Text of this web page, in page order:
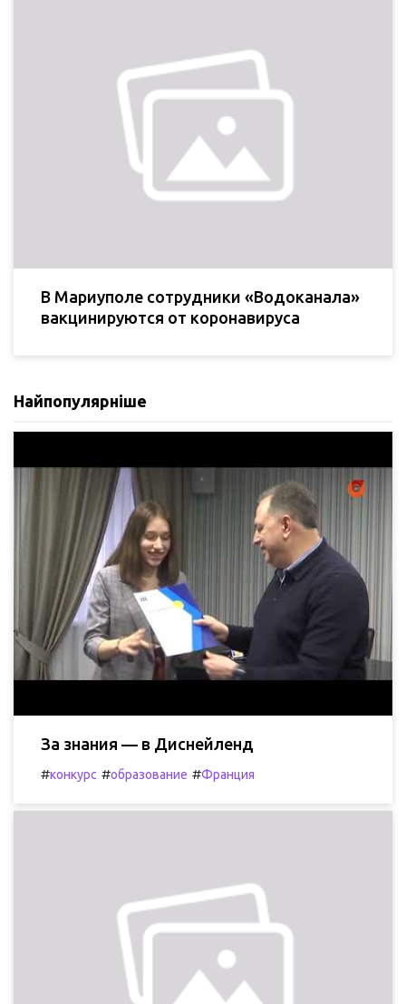
В Мариуполе сотрудники «Водоканала»
вакцинируются от коронавируса
Найпопулярніше
За знания — в Диснейленд
#конкурс #образование #Франция